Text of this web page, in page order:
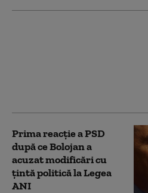
Prima reacție a PSD
după ce Bolojan a
acuzat modificări cu
țintă politică la Legea
ANI